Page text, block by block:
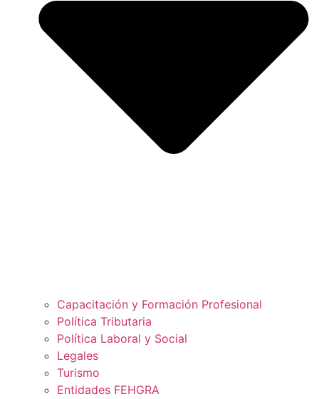
Capacitación y Formación Profesional
Política Tributaria
Política Laboral y Social
Legales
Turismo
Entidades FEHGRA